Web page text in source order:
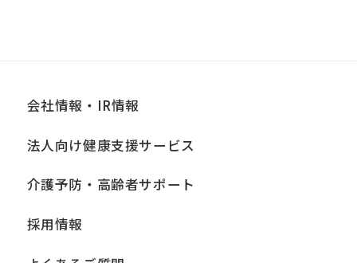
会社情報・IR情報
法人向け健康支援サービス
介護予防・高齢者サポート
採用情報